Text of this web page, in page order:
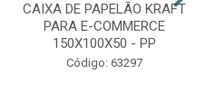
CAIXA DE PAPELÃO KRAFT
PARA E-COMMERCE
150X100X50 - PP
Código: 63297